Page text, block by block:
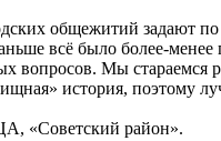
общежитий задают
всё было более-
вопросов. Мы стараемся
история, поэтому
«Советский район».